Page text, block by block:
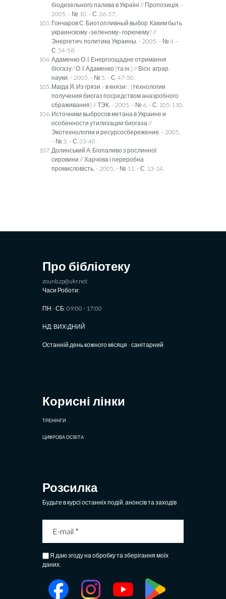
біодизельного палива в Україні // Пропозиція. –
2005. – № 10. – С. 36-37.
Гончаров С. Биотопливный выбор. Каким быть
украинскому «зеленому» горючему? //
Энергетич. политика Украины. – 2005. – № 4. –
С. 54-58.
Адаменко О. І. Енергоощадне отримання
біогазу / О. І. Адаменко [та ін.] // Вісн. аграр.
науки. – 2005. – № 5. – С. 47-50.
Магда Я. Из грязи – в князи! : [технологии
получения биогаз посредством анаэробного
сбраживания] // ТЭК. – 2005. – № 6. – С. 105-110.
Источники выбросов метана в Украине и
особенности утилизации биогаза //
Экотехнологии и ресурсосбережение. – 2005.
– № 3. – С. 33-40.
Долинський А. Біопаливо з рослинної
сировини // Харчова і переробна
промисловість. – 2005. – № 11. – С. 13-14.
Про бібліотеку
zounb.zp@ukr.net
Часи Роботи:
ПН - СБ: 09:00 - 17:00
НД: ВИХIДНИЙ
Останній день кожного місяця - санітарний
Корисні лінки
ТРЕНІНГИ
ЦИФРОВА ОСВІТА
Розсилка
Будьте в курсі останніх подій, анонсів та заходів
Я даю згоду на обробку та зберігання моїх
даних.